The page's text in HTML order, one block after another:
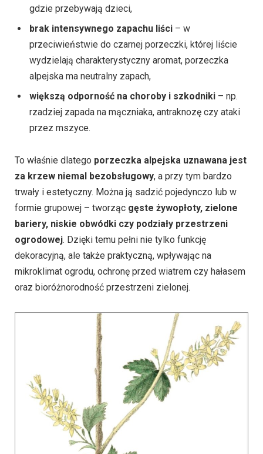
gdzie przebywają dzieci,
brak intensywnego zapachu liści – w
przeciwieństwie do czarnej porzeczki, której liście
wydzielają charakterystyczny aromat, porzeczka
alpejska ma neutralny zapach,
większą odporność na choroby i szkodniki – np.
rzadziej zapada na mączniaka, antraknozę czy ataki
przez mszyce.
To właśnie dlatego porzeczka alpejska uznawana jest
za krzew niemal bezobsługowy, a przy tym bardzo
trwały i estetyczny. Można ją sadzić pojedynczo lub w
formie grupowej – tworząc gęste żywopłoty, zielone
bariery, niskie obwódki czy podziały przestrzeni
ogrodowej. Dzięki temu pełni nie tylko funkcję
dekoracyjną, ale także praktyczną, wpływając na
mikroklimat ogrodu, ochronę przed wiatrem czy hałasem
oraz bioróżnorodność przestrzeni zielonej.